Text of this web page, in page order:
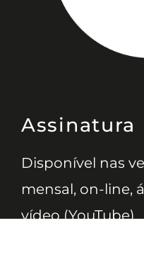
Assinatura
Disponível nas
mensal, on-line,
vídeo (YouTube).